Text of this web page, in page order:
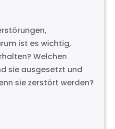
ist es wichtig,
Welchen
sie ausgesetzt und
sie zerstört werden?